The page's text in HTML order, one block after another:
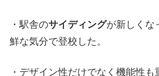
・駅舎のサイディングが新しくな
鮮な気分で登校した。
・デザイン性だけでなく機能性も